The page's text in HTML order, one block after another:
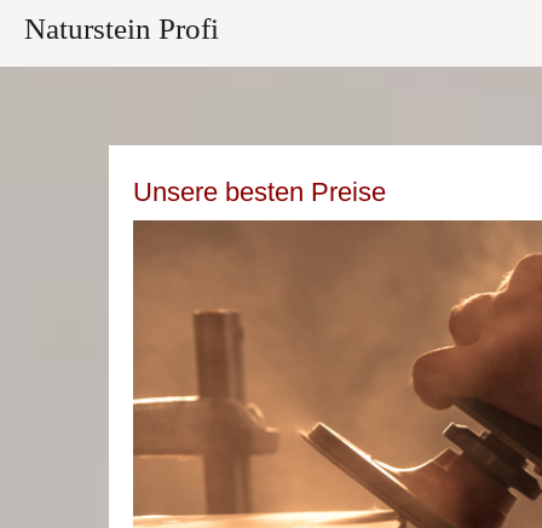
Naturstein Profi
Unsere besten Preise